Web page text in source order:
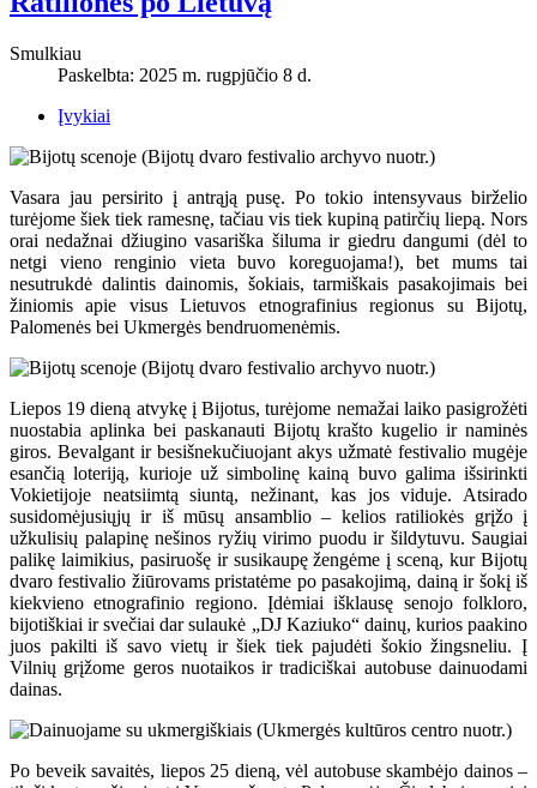
Smulkiau
Paskelbta: 2025 m. rugpjūčio 8 d.
Įvykiai
Vasara jau persirito į antrąją pusę. Po tokio intensyvaus birželio
turėjome šiek tiek ramesnę, tačiau vis tiek kupiną patirčių liepą. Nors
orai nedažnai džiugino vasariška šiluma ir giedru dangumi (dėl to
netgi vieno renginio vieta buvo koreguojama!), bet mums tai
nesutrukdė dalintis dainomis, šokiais, tarmiškais pasakojimais bei
žiniomis apie visus Lietuvos etnografinius regionus su Bijotų,
Palomenės bei Ukmergės bendruomenėmis.
Liepos 19 dieną atvykę į Bijotus, turėjome nemažai laiko pasigrožėti
nuostabia aplinka bei paskanauti Bijotų krašto kugelio ir naminės
giros. Bevalgant ir besišnekučiuojant akys užmatė festivalio mugėje
esančią loteriją, kurioje už simbolinę kainą buvo galima išsirinkti
Vokietijoje neatsiimtą siuntą, nežinant, kas jos viduje. Atsirado
susidomėjusiųjų ir iš mūsų ansamblio – kelios ratiliokės grįžo į
užkulisių palapinę nešinos ryžių virimo puodu ir šildytuvu. Saugiai
palikę laimikius, pasiruošę ir susikaupę žengėme į sceną, kur Bijotų
dvaro festivalio žiūrovams pristatėme po pasakojimą, dainą ir šokį iš
kiekvieno etnografinio regiono. Įdėmiai išklausę senojo folkloro,
bijotiškiai ir svečiai dar sulaukė „DJ Kaziuko“ dainų, kurios paakino
juos pakilti iš savo vietų ir šiek tiek pajudėti šokio žingsneliu. Į
Vilnių grįžome geros nuotaikos ir tradiciškai autobuse dainuodami
dainas.
Po beveik savaitės, liepos 25 dieną, vėl autobuse skambėjo dainos –